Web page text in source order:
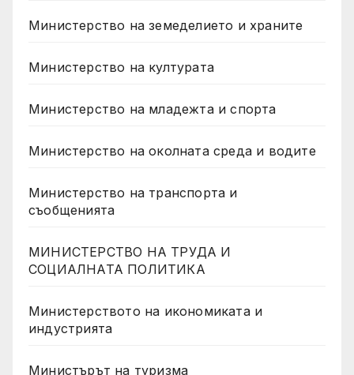
Министерство на земеделието и храните
Министерство на културата
Министерство на младежта и спорта
Министерство на околната среда и водите
Министерство на транспорта и
съобщенията
МИНИСТЕРСТВО НА ТРУДА И
СОЦИАЛНАТА ПОЛИТИКА
Министерството на икономиката и
индустрията
Министърът на туризма